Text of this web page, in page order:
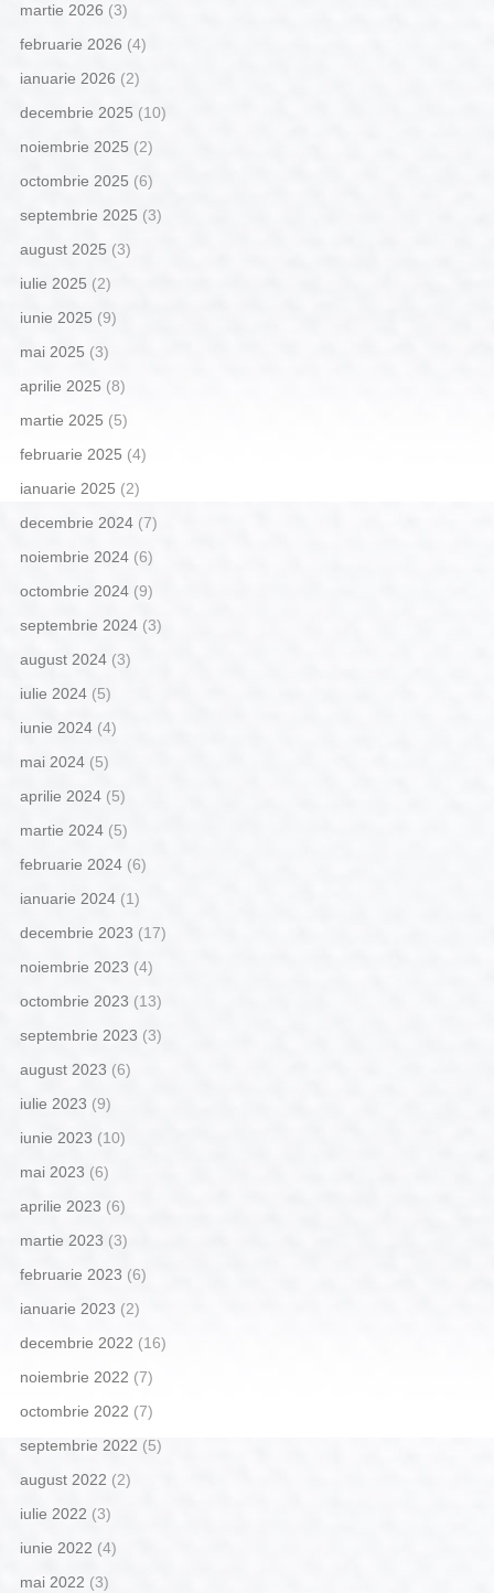
martie 2026 (3)
februarie 2026 (4)
ianuarie 2026 (2)
decembrie 2025 (10)
noiembrie 2025 (2)
octombrie 2025 (6)
septembrie 2025 (3)
august 2025 (3)
iulie 2025 (2)
iunie 2025 (9)
mai 2025 (3)
aprilie 2025 (8)
martie 2025 (5)
februarie 2025 (4)
ianuarie 2025 (2)
decembrie 2024(7)
noiembrie 2024(6)
octombrie 2024(9)
septembrie 2024(3)
august 2024(3)
iulie 2024(5)
iunie 2024(4)
mai 2024(5)
aprilie 2024(5)
martie 2024(5)
februarie 2024(6)
ianuarie 2024(1)
decembrie 2023 (17)
noiembrie 2023 (4)
octombrie 2023 (13)
septembrie 2023 (3)
august 2023 (6)
iulie 2023 (9)
iunie 2023 (10)
mai 2023 (6)
aprilie 2023 (6)
martie 2023 (3)
februarie 2023 (6)
ianuarie 2023 (2)
decembrie 2022 (16)
noiembrie 2022 (7)
octombrie 2022 (7)
septembrie 2022 (5)
august 2022 (2)
iulie 2022 (3)
iunie 2022 (4)
mai 2022 (3)